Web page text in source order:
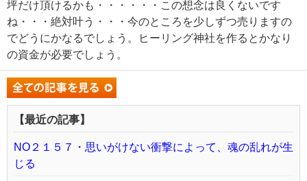
坪だけ頂けるかも・・・・・・この想念は良くないです
ね・・・絶対叶う・・・今のところを少しずつ売りますの
でどうにかなるでしょう。ヒーリング神社を作るとかなり
の資金が必要でしょう。
【最近の記事】
NO２１５７・思いがけない衝撃によって、魂の乱れが生
じる